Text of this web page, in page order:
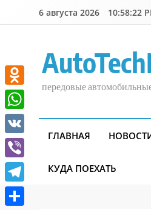
6 августа 2026 10:58:23
передовые
ГЛАВНАЯ
КУДА ПОЕХАТЬ
Odnoklassniki
WhatsApp
VK
Viber
Telegram